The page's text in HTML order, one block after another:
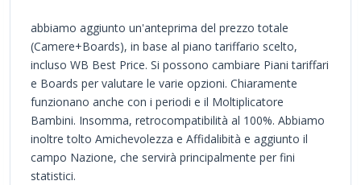
abbiamo aggiunto un'anteprima del prezzo totale
(Camere+Boards), in base al piano tariffario scelto,
incluso WB Best Price. Si possono cambiare Piani tariffari
e Boards per valutare le varie opzioni. Chiaramente
funzionano anche con i periodi e il Moltiplicatore
Bambini. Insomma, retrocompatibilità al 100%. Abbiamo
inoltre tolto Amichevolezza e Affidalibità e aggiunto il
campo Nazione, che servirà principalmente per fini
statistici.